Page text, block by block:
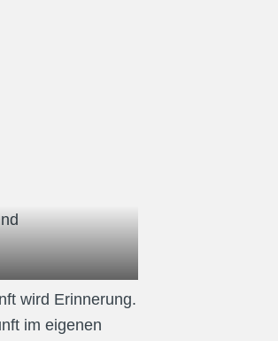
wird Erinnerung.
im eigenen